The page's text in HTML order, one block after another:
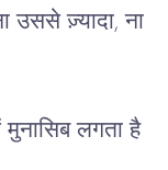
उससे ज़्यादा, ना
लगता है